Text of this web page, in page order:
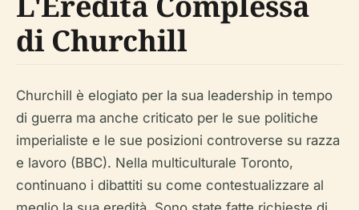
di Churchill
Churchill è elogiato per la sua leadership in tempo
di guerra ma anche criticato per le sue politiche
imperialiste e le sue posizioni controverse su razza
e lavoro (BBC). Nella multiculturale Toronto,
continuano i dibattiti su come contestualizzare al